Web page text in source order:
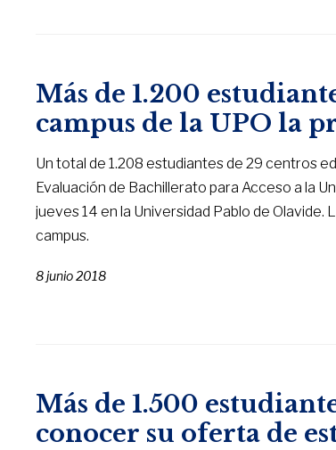
Más de 1.200
campus de la UPO la
Un total de 1.208 estudiantes de 29 centros
Evaluación de Bachillerato para Acceso a la
jueves 14 en la Universidad Pablo de Olavide.
campus.
8 junio 2018
Más de 1.500
conocer su oferta de